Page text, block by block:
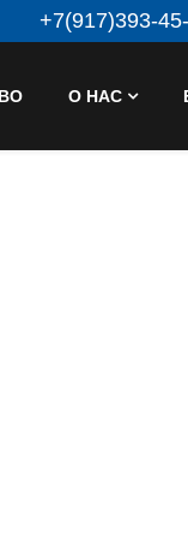
+7(917)393-
О НАС